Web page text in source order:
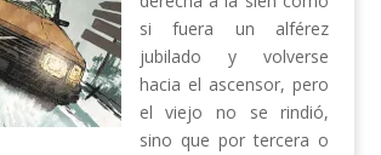
si fuera un alférez
jubilado y volverse
hacia el ascensor, pero
el viejo no se rindió,
sino que por tercera o